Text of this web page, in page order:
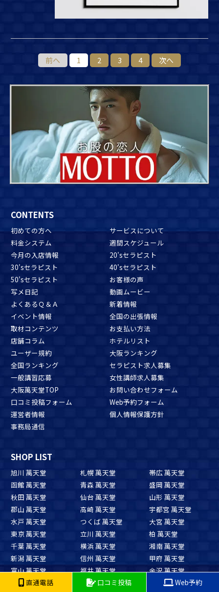
前へ 1 2 3 4 次へ
CONTENTS
初めての方へ
サービスについて
料金システム
週間スケジュール
今月の入店情報
20'sセラピスト
30'sセラピスト
40'sセラピスト
50'sセラピスト
お客様の声
写メ日記
動画ムービー
よくあるＱ＆Ａ
新着情報
イベント情報
全国の出張情報
取材コンテンツ
お支払い方法
店舗コラム
ホテルリスト
ユーザー規約
大阪ランキング
全国ランキング
セラピスト求人募集
一般講習応募
女性講師求人募集
大阪萬天堂TOP
お問い合わせフォーム
口コミ投稿フォーム
Web予約フォーム
運営者情報
個人情報保護方針
事務局通信
SHOP LIST
旭川 萬天堂 札幌 萬天堂
帯広 萬天堂
函館 萬天堂
青森 萬天堂
盛岡 萬天堂
秋田 萬天堂
仙台 萬天堂
山形 萬天堂
郡山 萬天堂
高崎 萬天堂
宇都宮 萬天堂
水戸 萬天堂
つくば 萬天堂
大宮 萬天堂
東京 萬天堂
立川 萬天堂
柏 萬天堂
千葉 萬天堂
横浜 萬天堂
湘南 萬天堂
新潟 萬天堂
信州 萬天堂
甲府 萬天堂
富山 萬天堂
福井 萬天堂
金沢 萬天堂
岐阜 萬天堂
静岡 萬天堂
浜松 萬天堂
直通電話 口コミ投稿 Web予約